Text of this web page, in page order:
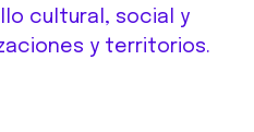
cultural, social y
y territorios.